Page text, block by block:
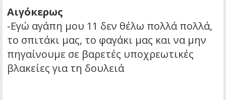
Αιγόκερως
-Εγώ αγάπη μου 11 δεν θέλω πολλά πολλά,
το σπιτάκι μας, το φαγάκι μας και να μην
πηγαίνουμε σε βαρετές υποχρεωτικές
βλακείες για τη δουλειά